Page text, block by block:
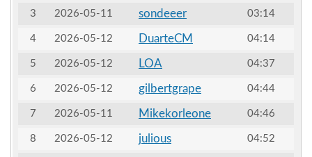
3 2026-05-11 sondeeer 03:14
4 2026-05-12 DuarteCM 04:14
5 2026-05-12 LOA 04:37
6 2026-05-12 gilbertgrape 04:44
7 2026-05-11 Mikekorleone 04:46
8 2026-05-12 julious 04:52